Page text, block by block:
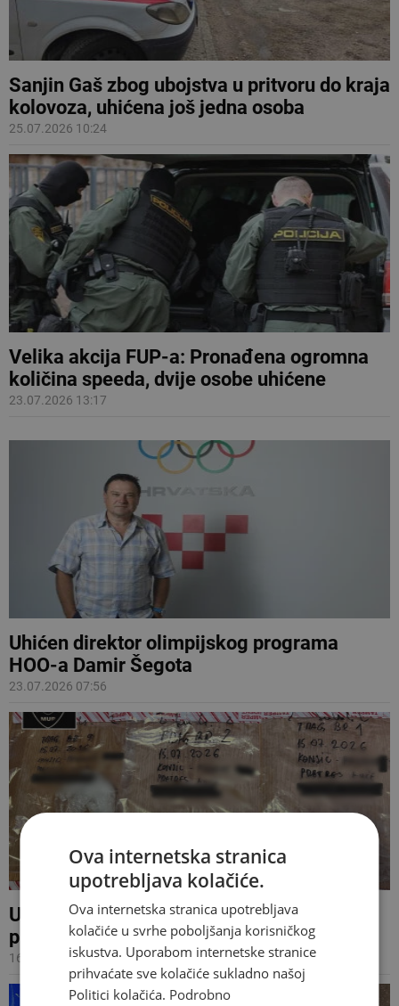
Sanjin Gaš zbog ubojstva u pritvoru do kraja
kolovoza, uhićena još jedna osoba
25.07.2026 10:24
Velika akcija FUP-a: Pronađena ogromna
količina speeda, dvije osobe uhićene
23.07.2026 13:17
Uhićen direktor olimpijskog programa
HOO-a Damir Šegota
23.07.2026 07:56
Uhićen Mostarac, policija kod njega
pronašla amfetamin i heroin
16.07.2026 09:37
Ova internetska stranica
upotrebljava kolačiće.
Ova internetska stranica upotrebljava
kolačiće u svrhe poboljšanja korisničkog
iskustva. Uporabom internetske stranice
prihvaćate sve kolačiće sukladno našoj
Politici kolačića. Podrobno